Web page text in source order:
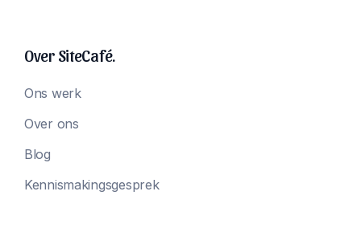
Over SiteCafé.
Ons werk
Over ons
Blog
Kennismakingsgesprek